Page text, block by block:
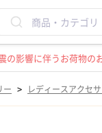
の影響に伴うお荷物の
ー > レディースアクセ